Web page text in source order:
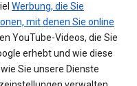
Werbung, die Sie
mit denen Sie online
YouTube-Videos, die Sie
erhebt und wie diese
Sie unsere Dienste